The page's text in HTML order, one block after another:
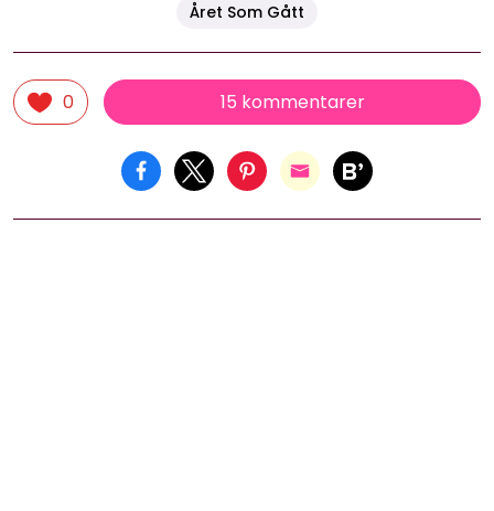
Året Som Gått
0 15 kommentarer